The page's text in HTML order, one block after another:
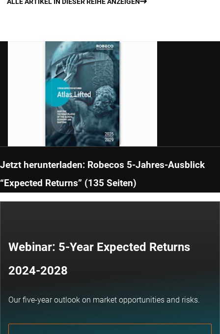
Jetzt herunterladen: Robecos 5-Jahres-Ausblick
“Expected Returns” (135 Seiten)
Webinar: 5-Year Expected Returns
2024-2028
Our five-year outlook on market opportunities and risks.